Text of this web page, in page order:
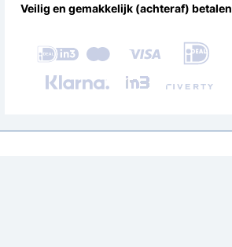
Veilig en gemakkelijk (achteraf) betalen